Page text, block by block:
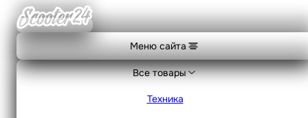
Меню сайта
Все товары
Техника